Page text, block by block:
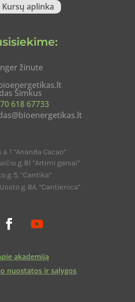
Kursų aplinka
žinute
Šimkus
618 67733
1 “Ananda Cacao”
g. 81 “Artimi garsai”
g. 5, “Cantika”
g. 8A, “Cantienica”
akademiją
nuostatos ir sąlygos